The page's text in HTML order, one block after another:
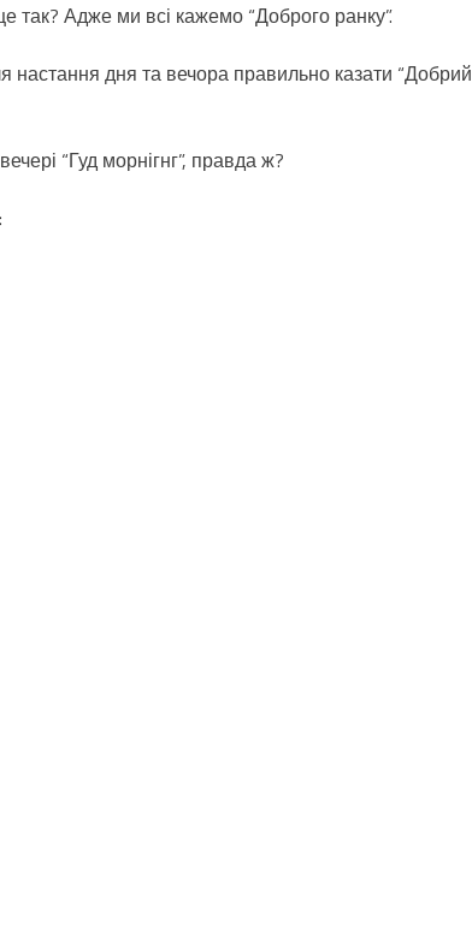
Адже ми всі кажемо “Доброго ранку”.
настання дня та вечора правильно казати “Добрий
“Гуд морнігнг”, правда ж?